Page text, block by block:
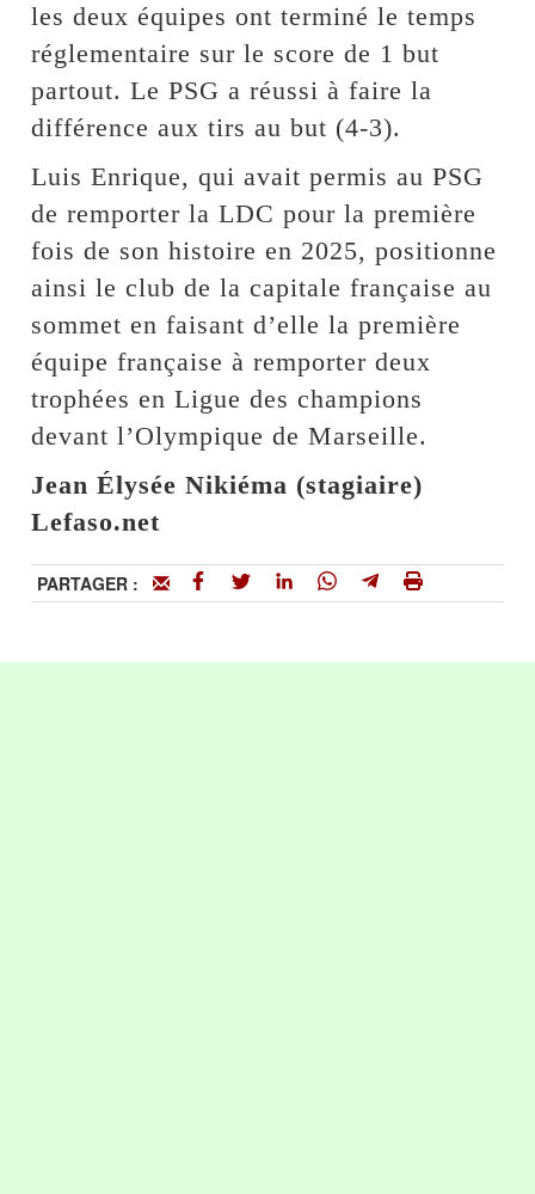
les deux équipes ont terminé le temps
réglementaire sur le score de 1 but
partout. Le PSG a réussi à faire la
différence aux tirs au but (4-3).
Luis Enrique, qui avait permis au PSG
de remporter la LDC pour la première
fois de son histoire en 2025, positionne
ainsi le club de la capitale française au
sommet en faisant d’elle la première
équipe française à remporter deux
trophées en Ligue des champions
devant l’Olympique de Marseille.
Jean Élysée Nikiéma (stagiaire)
Lefaso.net
PARTAGER :